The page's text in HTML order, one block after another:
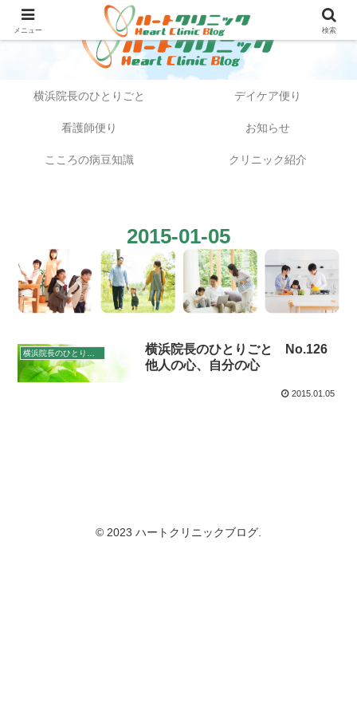
横浜院長のひとりごと デイケア便り
看護師便り お知らせ
こころの病豆知識 クリニック紹介
2015-01-05
横浜院長のひとりごと No.126
他人の心、自分の心
2015.01.05
© 2023 ハートクリニックブログ.
メニュー 検索